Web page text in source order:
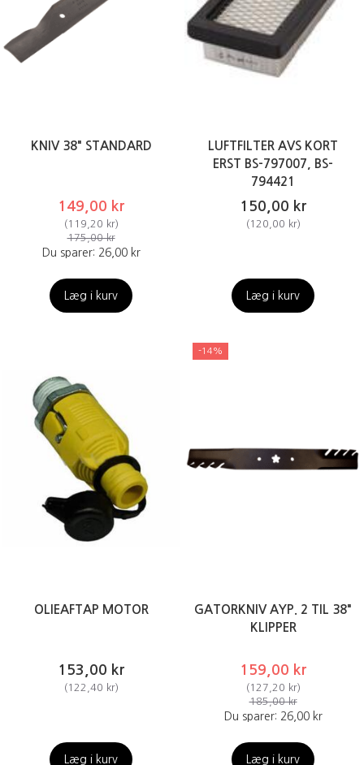
KNIV 38" STANDARD
149,00 kr
( 119,20 kr)
175,00 kr
Du sparer: 26,00 kr
Læg i kurv
LUFTFILTER AVS KORT
ERST BS-797007, BS-
794421
150,00 kr
( 120,00 kr)
Læg i kurv
OLIEAFTAP MOTOR
153,00 kr
(122,40 kr)
Læg i kurv
-14%
GATORKNIV AYP. 2 TIL 38"
KLIPPER
159,00 kr
(127,20 kr)
185,00 kr
Du sparer: 26,00 kr
Læg i kurv